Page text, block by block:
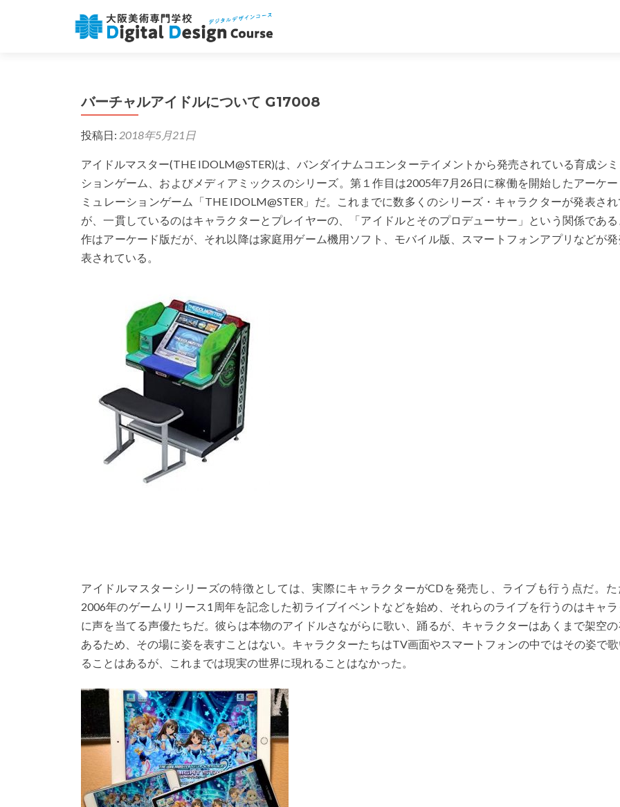
バーチャルアイドルについて G17008
投稿日: 2018年5月21日
アイドルマスター(THE IDOLM@STER)は、バンダイナムコエンターテイメントから発売されている育成シ
ションゲーム、およびメディアミックスのシリーズ。第１作目は2005年7月26日に稼働を開始したアーケ
ミュレーションゲーム「THE IDOLM@STER」だ。これまでに数多くのシリーズ・キャラクターが発表され
が、一貫しているのはキャラクターとプレイヤーの、「アイドルとそのプロデューサー」という関係である
作はアーケード版だが、それ以降は家庭用ゲーム機用ソフト、モバイル版、スマートフォンアプリなどが
表されている。
アイドルマスターシリーズの特徴としては、実際にキャラクターがCDを発売し、ライブも行う点だ。た
2006年のゲームリリース1周年を記念した初ライブイベントなどを始め、それらのライブを行うのはキャ
に声を当てる声優たちだ。彼らは本物のアイドルさながらに歌い、踊るが、キャラクターはあくまで架空
あるため、その場に姿を表すことはない。キャラクターたちはTV画面やスマートフォンの中ではその姿で
ることはあるが、これまでは現実の世界に現れることはなかった。